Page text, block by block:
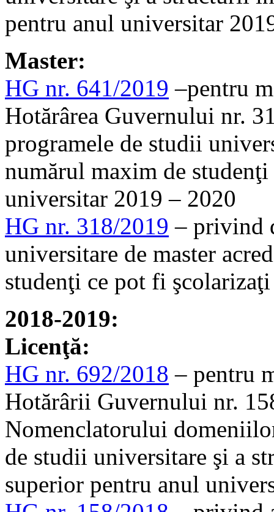
pentru anul universitar
Master:
HG nr. 641/2019 –pentru
Hotărârea Guvernului nr.
programele de studii
numărul maxim de
universitar 2019 – 2020
HG nr. 318/2019 – privind
universitare de master
studenţi ce pot fi
2018-2019:
Licenţă:
HG nr. 692/2018 – pentru
Hotărârii Guvernului nr.
Nomenclatorului
de studii universitare şi a
superior pentru anul